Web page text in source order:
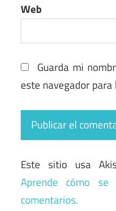
Web
Guarda mi
este navegador
Este sitio usa
Aprende cómo
comentarios.